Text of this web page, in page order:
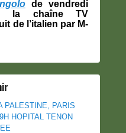
de vendredi
la chaîne TV
de l’italien par M-
PALESTINE, PARIS
HOPITAL TENON